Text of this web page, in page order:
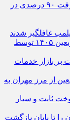
پروژه سازه سنگی و ملاتی کهره هلیلان با پیشرفت ۹۰ درصدی در
غافلگیر شدند
تجلیل از رانندگان ناوگان آبرسانی و پشتیبانی اربعین ۱۴۰۵ توسط
بر بازار خدمات
۳۰۵ هزار زائر اربعین از مرز مهران به
ثابت و سیار
را تا پایان بازگشت